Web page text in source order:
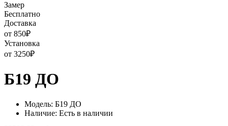
Замер
Бесплатно
Доставка
от 850₽
Установка
от 3250₽
Б19 ДО
Модель: Б19 ДО
Наличие: Есть в наличии